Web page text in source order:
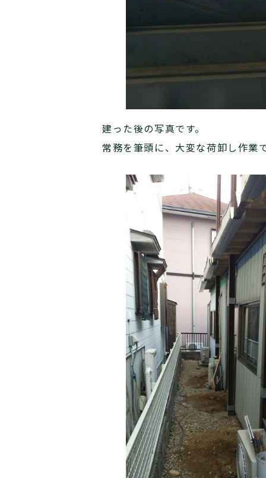
建った後の写真です。
常務を筆頭に、大変な荷卸し作業